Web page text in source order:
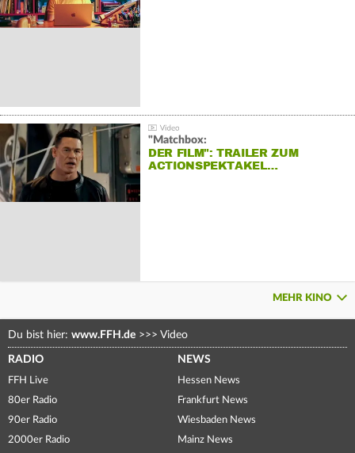
"Matchbox:
DER FILM": TRAILER ZUM
ACTIONSPEKTAKEL…
MEHR KINO
Du bist hier: www.FFH.de >>> Video
RADIO
FFH Live
80er Radio
90er Radio
2000er Radio
NEWS
Hessen News
Frankfurt News
Wiesbaden News
Mainz News